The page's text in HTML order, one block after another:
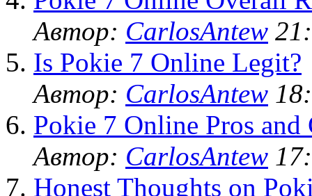
Автор: CarlosAntew
Is Pokie 7 Online Legit?
Автор: CarlosAntew
Pokie 7 Online Pros and
Автор: CarlosAntew
Honest Thoughts on